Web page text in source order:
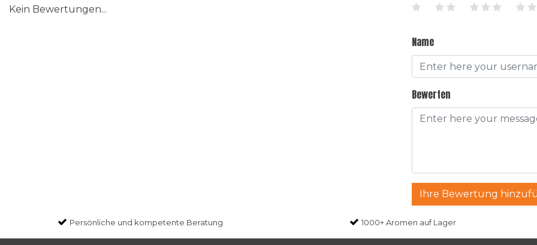
Kein Bewertungen...
Name
Bewerten
Ihre Bewertung
Persönliche und kompetente Beratung 1000+ Aromen auf Lager